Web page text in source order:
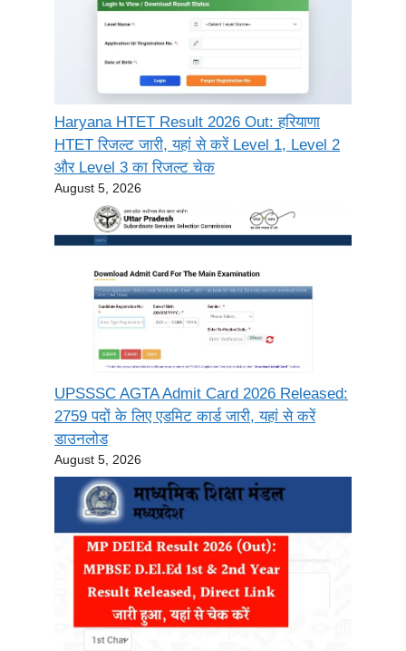
Haryana HTET Result 2026 Out: हरियाणा
HTET रिजल्ट जारी, यहां से करें Level 1, Level 2
और Level 3 का रिजल्ट चेक
August 5, 2026
UPSSSC AGTA Admit Card 2026 Released:
2759 पदों के लिए एडमिट कार्ड जारी, यहां से करें
डाउनलोड
August 5, 2026